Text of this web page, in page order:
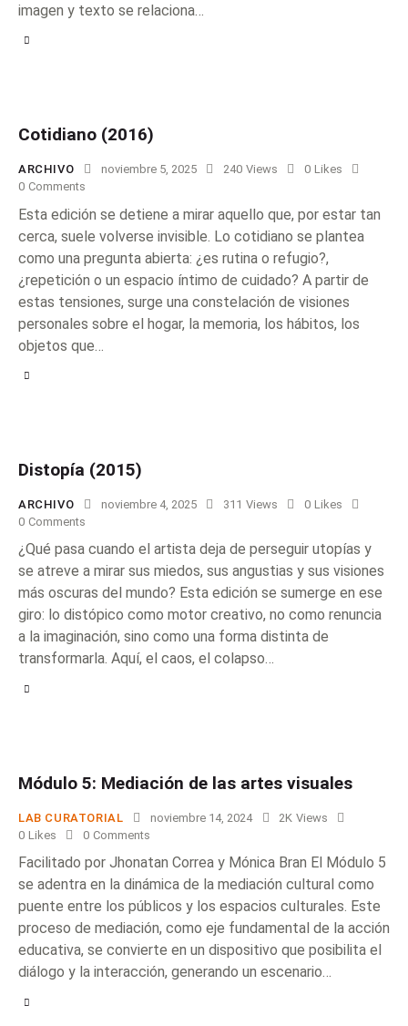
imagen y texto se relaciona…
Cotidiano (2016)
ARCHIVO noviembre 5, 2025 240 Views 0 Likes
0 Comments
Esta edición se detiene a mirar aquello que, por estar tan
cerca, suele volverse invisible. Lo cotidiano se plantea
como una pregunta abierta: ¿es rutina o refugio?,
¿repetición o un espacio íntimo de cuidado? A partir de
estas tensiones, surge una constelación de visiones
personales sobre el hogar, la memoria, los hábitos, los
objetos que…
Distopía (2015)
ARCHIVO noviembre 4, 2025 311 Views 0 Likes
0 Comments
¿Qué pasa cuando el artista deja de perseguir utopías y
se atreve a mirar sus miedos, sus angustias y sus visiones
más oscuras del mundo? Esta edición se sumerge en ese
giro: lo distópico como motor creativo, no como renuncia
a la imaginación, sino como una forma distinta de
transformarla. Aquí, el caos, el colapso…
Módulo 5: Mediación de las artes visuales
LAB CURATORIAL noviembre 14, 2024 2K Views
0 Likes 0 Comments
Facilitado por Jhonatan Correa y Mónica Bran El Módulo 5
se adentra en la dinámica de la mediación cultural como
puente entre los públicos y los espacios culturales. Este
proceso de mediación, como eje fundamental de la acción
educativa, se convierte en un dispositivo que posibilita el
diálogo y la interacción, generando un escenario…